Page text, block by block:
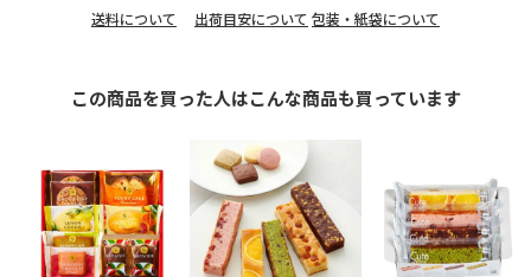
送料について 出荷目安について 包装・紙袋について
この商品を買った人はこんな商品も買っています